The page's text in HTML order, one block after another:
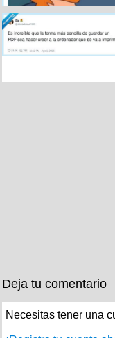
Deja tu comentario
Necesitas tener una